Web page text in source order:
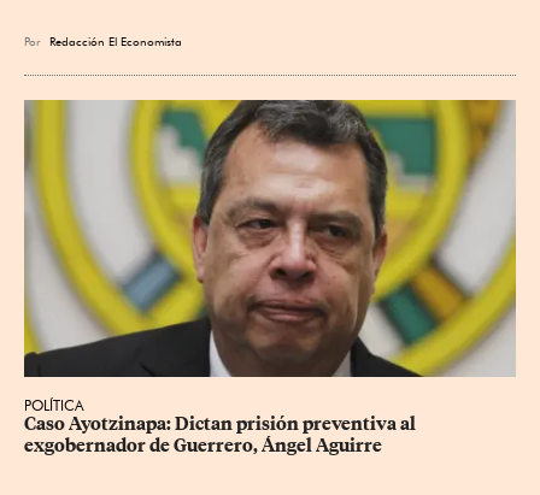
Por Redacción El Economista
POLÍTICA
Caso Ayotzinapa: Dictan prisión preventiva al
exgobernador de Guerrero, Ángel Aguirre